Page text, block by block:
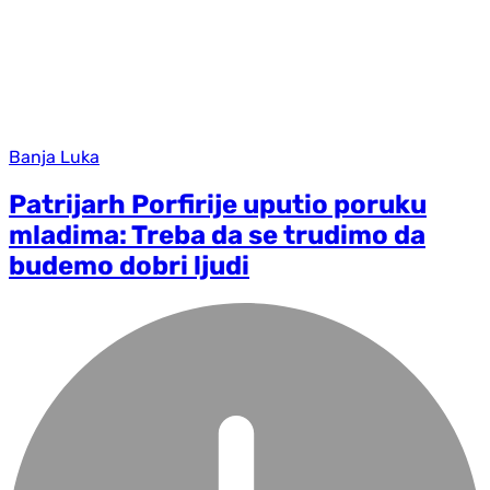
Banja Luka
Patrijarh Porfirije uputio poruku
mladima: Treba da se trudimo da
budemo dobri ljudi